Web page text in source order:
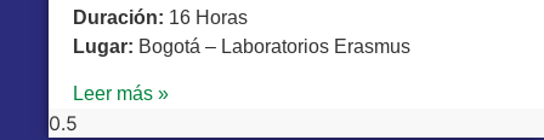
Duración: 16 Horas
Lugar: Bogotá – Laboratorios Erasmus
Leer más »